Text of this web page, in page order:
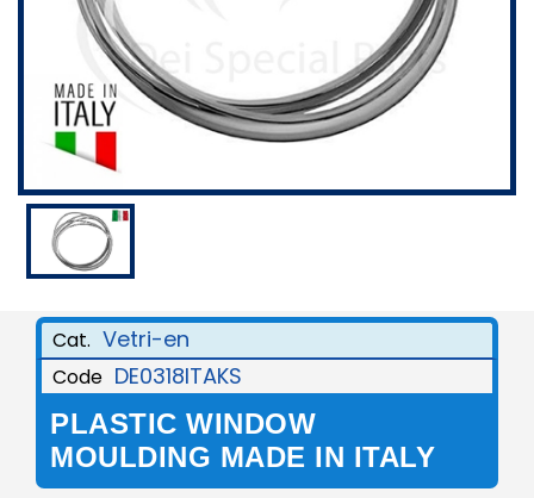
Cat. Vetri-en
Code DE0318ITAKS
PLASTIC WINDOW
MOULDING MADE IN ITALY